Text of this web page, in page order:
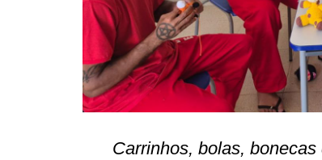
Carrinhos, bolas,